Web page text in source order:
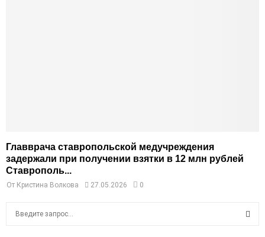
Главврача ставропольской медучреждения
задержали при получении взятки в 12 млн рублей
Ставрополь...
От Кристина Волкова 27.05.2026 0